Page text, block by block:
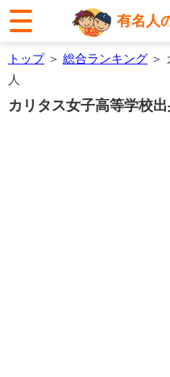
有名人
トップ＞ 総合ランキング ＞
人
カリタス女子高等学校